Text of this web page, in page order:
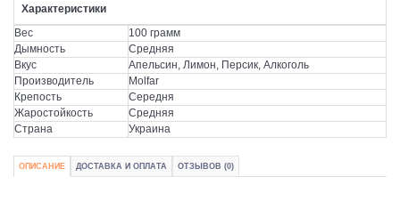
Характеристики
Вес
100 грамм
Дымность
Средняя
Вкус
Апельсин, Лимон, Персик, Алкоголь
Производитель
Molfar
Крепость
Середня
Жаростойкость
Средняя
Страна
Украина
ОПИСАНИЕ ДОСТАВКА И ОПЛАТА ОТЗЫВОВ (0)